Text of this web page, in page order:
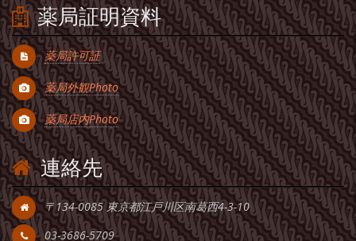
薬局証明資料
薬局許可証
薬局外観Photo
薬局店内Photo
連絡先
〒134-0085 東京都江戸川区南葛西4-3-10
03-3686-5709